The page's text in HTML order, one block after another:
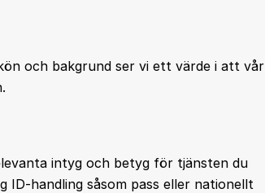
och bakgrund ser vi ett värde i att vår
intyg och betyg för tjänsten du
ID-handling såsom pass eller nationellt